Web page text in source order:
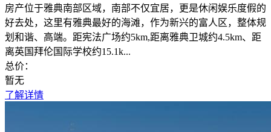
房产位于雅典南部区域，南部不仅宜居，更是休闲娱乐度假的
好去处，这里有雅典最好的海滩，作为新兴的富人区，整体规
划和谐、高端。距宪法广场约5km,距离雅典卫城约4.5km、距
离英国拜伦国际学校约15.1k...
总价：
暂无
了解详情